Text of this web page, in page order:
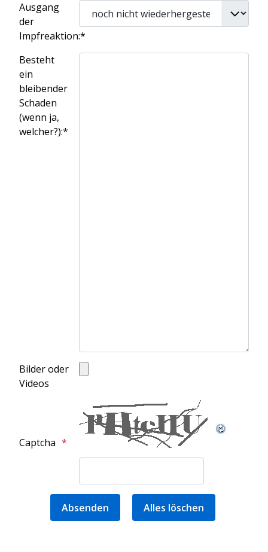
Ausgang
der
Impfreaktion:*
Besteht
ein
bleibender
Schaden
(wenn ja,
welcher?):*
Bilder oder
Videos
Honeypot, bitte lassen Sie dieses Feld leer
Captcha